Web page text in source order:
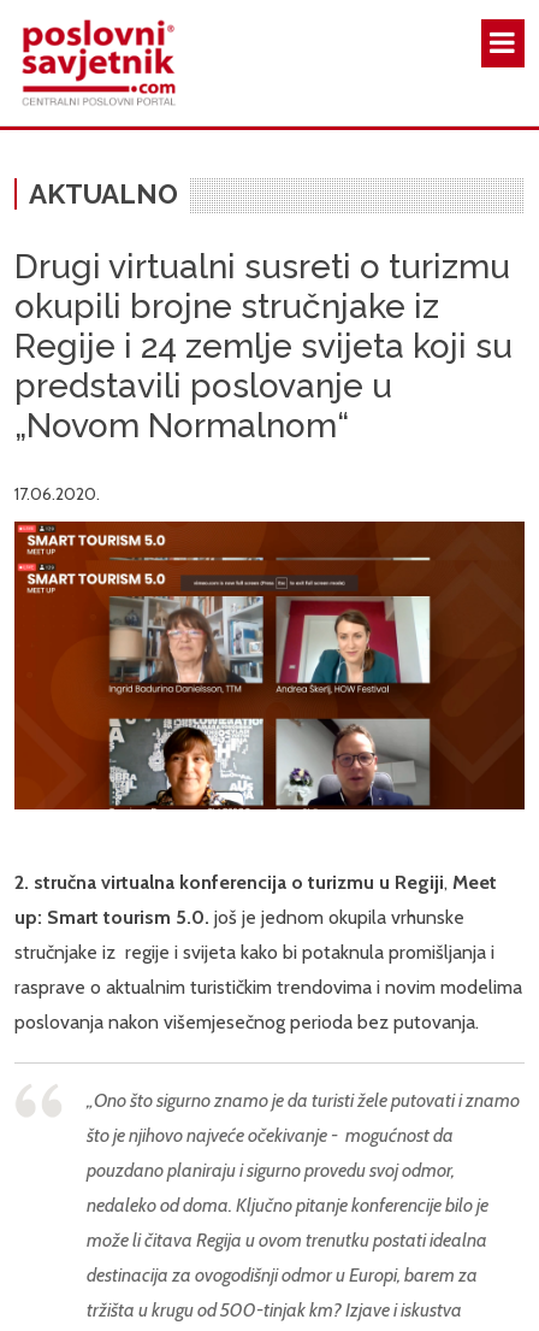
AKTUALNO
Drugi virtualni susreti o turizmu
okupili brojne stručnjake iz
Regije i 24 zemlje svijeta koji su
predstavili poslovanje u
„Novom Normalnom“
17.06.2020.
2. stručna virtualna konferencija o turizmu u Regiji, Meet
up: Smart tourism 5.0. još je jednom okupila vrhunske
stručnjake iz regije i svijeta kako bi potaknula promišljanja i
rasprave o aktualnim turističkim trendovima i novim modelima
poslovanja nakon višemjesečnog perioda bez putovanja.
„Ono što sigurno znamo je da turisti žele putovati i znamo
što je njihovo najveće očekivanje - mogućnost da
pouzdano planiraju i sigurno provedu svoj odmor,
nedaleko od doma. Ključno pitanje konferencije bilo je
može li čitava Regija u ovom trenutku postati idealna
destinacija za ovogodišnji odmor u Europi, barem za
tržišta u krugu od 500-tinjak km? Izjave i iskustva